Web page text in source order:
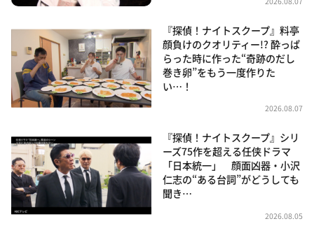
『探偵！ナイトスクープ』料亭
顔負けのクオリティー!? 酔っぱ
らった時に作った“奇跡のだし
巻き卵”をもう一度作りた
い…！
2026.08.07
『探偵！ナイトスクープ』シリ
ーズ75作を超える任侠ドラマ
「日本統一」 顔面凶器・小沢
仁志の“ある台詞”がどうしても
聞き…
2026.08.05